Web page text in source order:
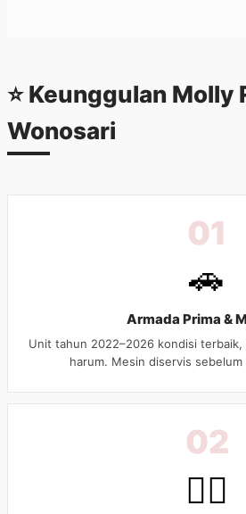
⭐ Keunggulan Molly
Wonosari
01
🚗
Armada Prima &
Unit tahun 2022–2026 kondisi
harum. Mesin diservis
02
👨‍✈️